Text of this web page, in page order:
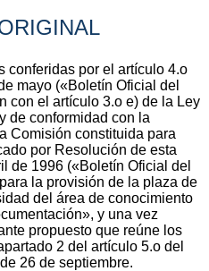
conferidas por el artículo 4.o
mayo («Boletín Oficial del
con el artículo 3.o e) de la Ley
de conformidad con la
Comisión constituida para
por Resolución de esta
de 1996 («Boletín Oficial del
la provisión de la plaza de
del área de conocimiento
y una vez
propuesto que reúne los
2 del artículo 5.o del
26 de septiembre.